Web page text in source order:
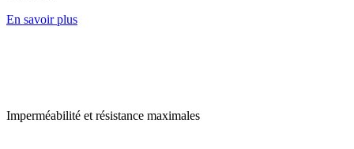
En savoir plus
Imperméabilité et résistance maximales